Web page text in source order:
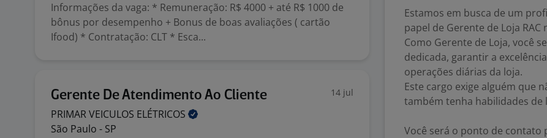
Informações da vaga: * Remuneração: R$ 4000 + até R$ 1000 de
bônus por desempenho + Bonus de boas avaliações ( cartão
Ifood) * Contratação: CLT * Esca...
Gerente De Atendimento Ao Cliente 14 jul
PRIMAR VEICULOS ELÉTRICOS
São Paulo - SP
Estamos em busca de um
papel de Gerente de Loja RAC
Como Gerente de Loja, você
dedicada, garantir a
operações diárias da loja.
Este cargo exige alguém que
também tenha habilidades de
Você será o ponto de contato